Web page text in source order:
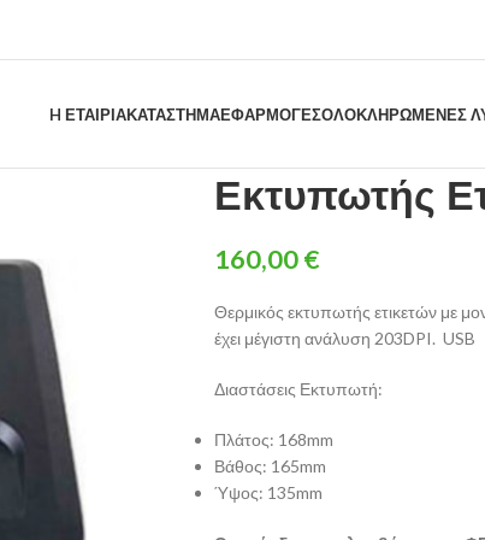
H ΕΤΑΙΡΊΑΚΑΤΑΣΤΗΜΑΕΦΑΡΜΟΓΈΣΟΛΟΚΛΗΡΩΜΈΝΕΣ
Εκτυπωτής
160,00€
Θερμικός εκτυπωτής ετικετών με
έχει μέγιστη ανάλυση 203DPI. USB
Διαστάσεις Εκτυπωτή:
Πλάτος: 168mm
Βάθος: 165mm
Ύψος: 135mm